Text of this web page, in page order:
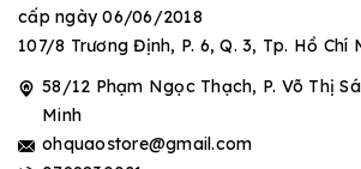
cấp ngày 06/06/2018
107/8 Trương Định, P. 6, Q. 3, Tp. Hồ Chí
58/12 Phạm Ngọc Thạch, P. Võ Thị
Minh
ohquaostore@gmail.com